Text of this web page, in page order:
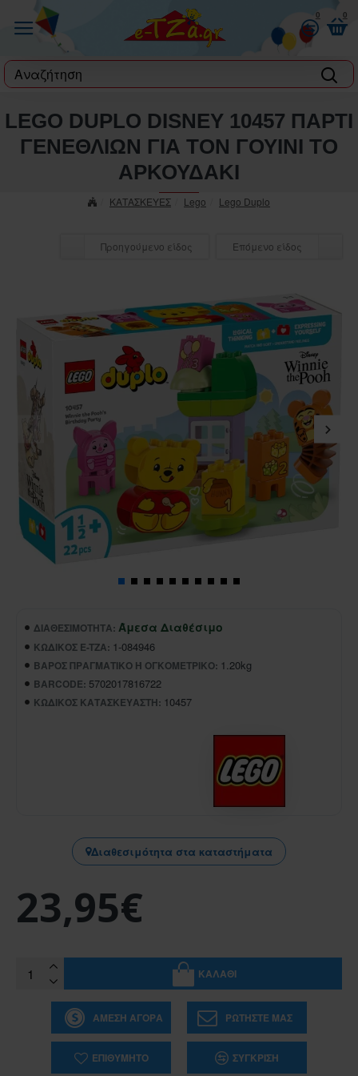
0 0
label
ΚΑΤΑΣΚΕΥΕΣ Lego Lego Duplo
LEGO DUPLO DISNEY 10457 ΠΑΡΤΙ
ΓΕΝΕΘΛΙΩΝ ΓΙΑ ΤΟΝ ΓΟΥΙΝΙ ΤΟ
ΑΡΚΟΥΔΑΚΙ
Προηγούμενο είδος Επόμενο είδος
ΔΙΑΘΕΣΙΜΌΤΗΤΑ: Άμεσα Διαθέσιμο
ΚΩΔΙΚΌΣ E-TZA: 1-084946
ΒΆΡΟΣ ΠΡΑΓΜΑΤΙΚΌ Ή ΟΓΚΟΜΕΤΡΙΚΌ: 1.20kg
BARCODE: 5702017816722
ΚΩΔΙΚΌΣ ΚΑΤΑΣΚΕΥΑΣΤΉ: 10457
Διαθεσιμότητα στα καταστήματα
23,95€
ΚΑΛΆΘΙ
ΆΜΕΣΗ ΑΓΟΡΆ ΡΩΤΉΣΤΕ ΜΑΣ
ΕΠΙΘΥΜΗΤΌ ΣΎΓΚΡΙΣΗ